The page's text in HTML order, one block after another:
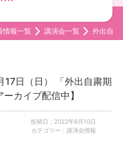
情報一覧 講演会一覧 外出自粛
17日（日） 「外出自粛期
カイブ配信中】
投稿日：2022年6月10日
カテゴリー：講演会情報